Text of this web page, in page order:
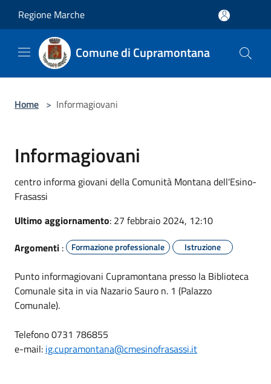
Regione Marche
Comune di Cupramontana
Home > Informagiovani
Informagiovani
centro informa giovani della Comunità Montana dell'Esino-
Frasassi
Ultimo aggiornamento: 27 febbraio 2024, 12:10
Argomenti : Formazione professionale Istruzione
Punto informagiovani Cupramontana presso la Biblioteca
Comunale sita in via Nazario Sauro n. 1 (Palazzo
Comunale).
Telefono 0731 786855
e-mail: ig.cupramontana@cmesinofrasassi.it